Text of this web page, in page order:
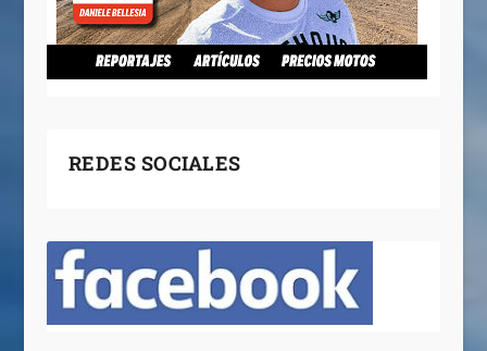
REDES SOCIALES